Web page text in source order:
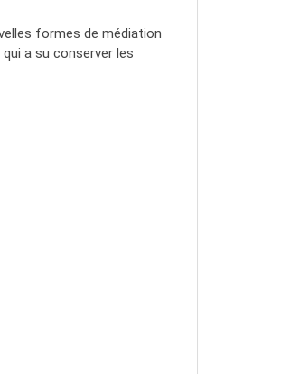
formes de médiation
a su conserver les